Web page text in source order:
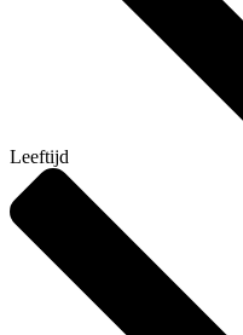
Leeftijd